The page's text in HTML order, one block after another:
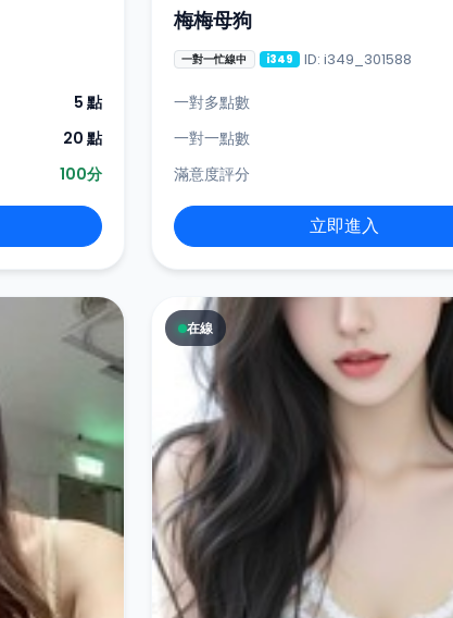
5 點
20 點
100分
梅梅母狗
一對一忙線中 i349 ID: i349_301588
一對多點數
一對一點數
滿意度評分
立即進入
在線